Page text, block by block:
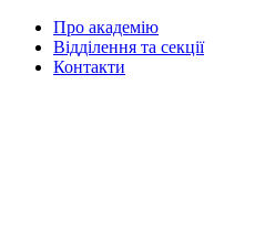
Про академію
Відділення та секції
Контакти